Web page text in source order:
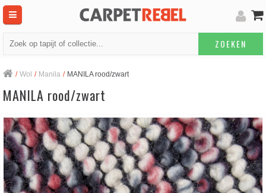
ZOEKEN
/ Wol / Manila / MANILA rood/zwart
MANILA rood/zwart